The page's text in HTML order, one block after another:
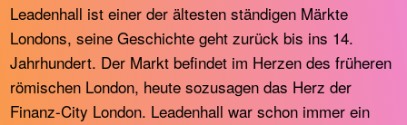
Leadenhall ist einer der ältesten ständigen Märkte
Londons, seine Geschichte geht zurück bis ins 14.
Jahrhundert. Der Markt befindet im Herzen des früheren
römischen London, heute sozusagen das Herz der
Finanz-City London. Leadenhall war schon immer ein